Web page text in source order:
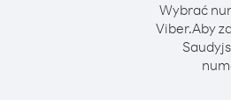
Wybrać
Viber.Aby